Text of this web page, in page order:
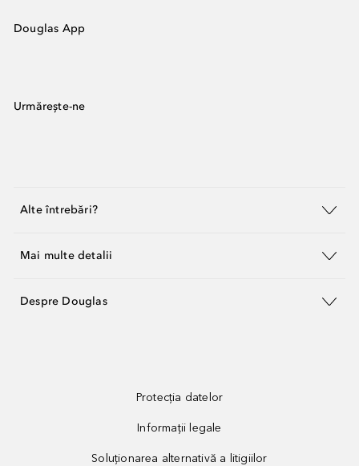
Douglas App
Urmărește-ne
Alte întrebări?
Mai multe detalii
Despre Douglas
Protecția datelor
Informații legale
Soluționarea alternativă a litigiilor